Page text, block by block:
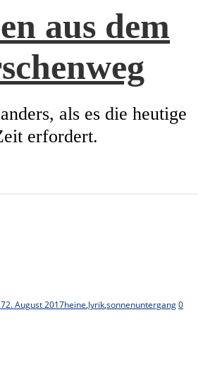
aus dem
als es die heutige
erfordert.
2. August 2017heine,lyrik,sonnenuntergang0